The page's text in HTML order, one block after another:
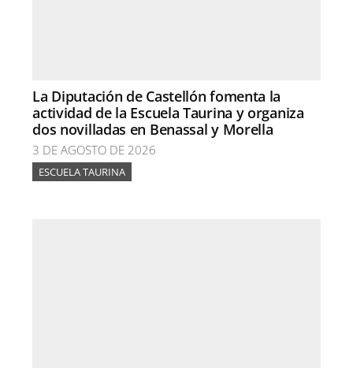
La Diputación de Castellón fomenta la
actividad de la Escuela Taurina y organiza
dos novilladas en Benassal y Morella
3 DE AGOSTO DE 2026
ESCUELA TAURINA